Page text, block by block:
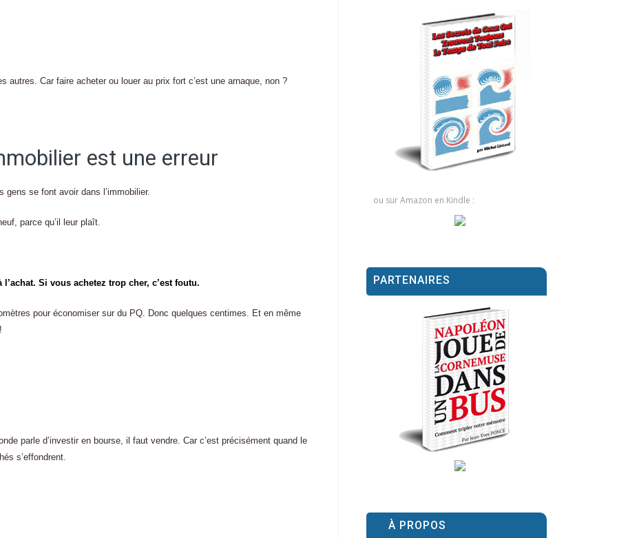
autres. Car faire acheter ou louer au prix fort c’est une arnaque, non ?
est une erreur
se font avoir dans l’immobilier.
parce qu’il leur plaît.
Si vous achetez trop cher, c’est foutu.
pour économiser sur du PQ. Donc quelques centimes. Et en même
parle d’investir en bourse, il faut vendre. Car c’est précisément quand le
s’effondrent.
ou sur Amazon en Kindle :
PARTENAIRES
À PROPOS